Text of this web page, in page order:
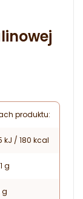
produktu:
kJ / 180 kcal
g
g